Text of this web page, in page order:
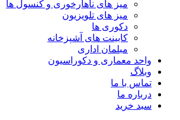
میز های ناهارخوری و کنسول ها
میز های تلویزیون
دکوری ها
کابینت های آشپزخانه
مبلمان اداری
واحد معماری و دکوراسیون
وبلاگ
تماس با ما
درباره ما
سبد خرید